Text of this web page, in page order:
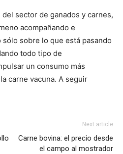
sector de ganados y carnes,
acompañando e
sobre lo que está pasando
todo tipo de
un consumo más
carne vacuna. A seguir
Next article
Carne bovina: el precio desde
el campo al mostrador